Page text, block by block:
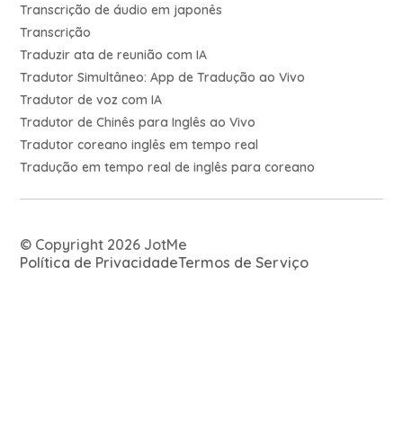
Transcrição de áudio em japonês
Transcrição
Traduzir ata de reunião com IA
Tradutor Simultâneo: App de Tradução ao Vivo
Tradutor de voz com IA
Tradutor de Chinês para Inglês ao Vivo
Tradutor coreano inglês em tempo real
Tradução em tempo real de inglês para coreano
© Copyright 2026 JotMe
Política de PrivacidadeTermos de Serviço